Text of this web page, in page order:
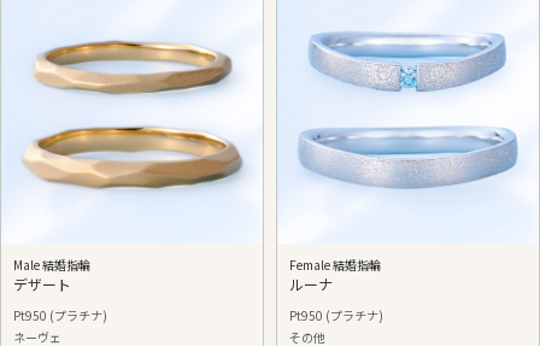
Male 結婚指輪
デザート
Pt950 (プラチナ)
ネーヴェ
Female 結婚指輪
ルーナ
Pt950 (プラチナ)
その他